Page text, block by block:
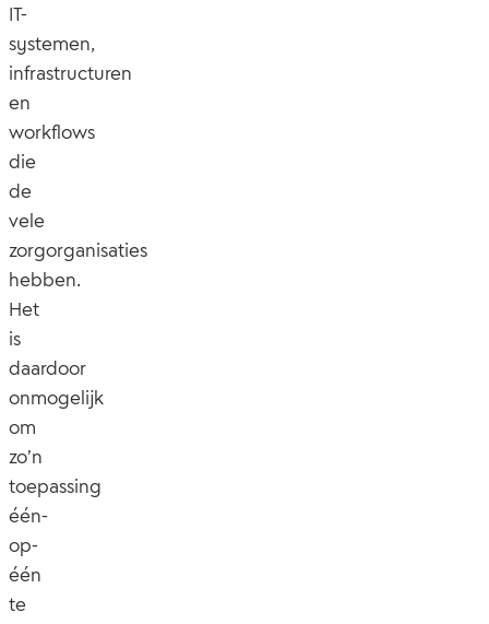
IT-
systemen,
infrastructuren
en
workflows
die
de
vele
zorgorganisaties
hebben.
Het
is
daardoor
onmogelijk
om
zo’n
toepassing
één-
op-
één
te